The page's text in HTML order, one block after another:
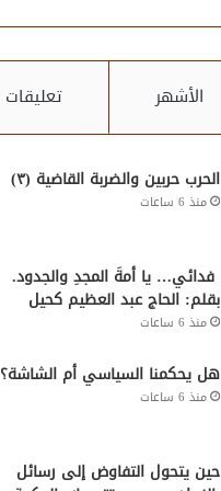
الأشهر تعليقات
الحرب حربين والضربة القاضية (٣)
منذ 6 ساعات
فدائي… يا أمةَ المجدِ والجدود.
بقلم: الحاج عبد العظيم كحيل
منذ 6 ساعات
هل يحكمنا السياسي أم الشاشة؟
منذ 6 ساعات
حين يتحول التفاوض إلى رسائل